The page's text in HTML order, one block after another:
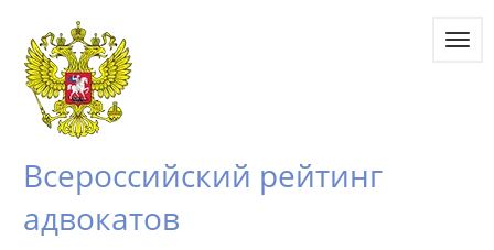
Всероссийский рейтинг
адвокатов